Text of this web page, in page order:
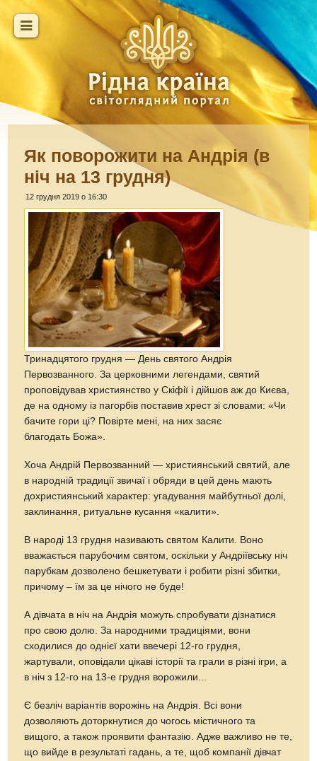
Як поворожити на Андрія (в
ніч на 13 грудня)
12 грудня 2019 о 16:30
Тринадцятого грудня — День святого Андрія
Первозванного. За церковними легендами, святий
проповідував християнство у Скіфії і дійшов аж до Києва,
де на одному із пагорбів поставив хрест зі словами: «Чи
бачите гори ці? Повірте мені, на них засяє
благодать Божа».
Хоча Андрій Первозванний — християнський святий, але
в народній традиції звичаї і обряди в цей день мають
дохристиянський характер: угадування майбутньої долі,
заклинання, ритуальне кусання «калити».
В народі 13 грудня називають святом Калити. Воно
вважається парубочим святом, оскільки у Андріївську ніч
парубкам дозволено бешкетувати і робити різні збитки,
причому – їм за це нічого не буде!
А дівчата в ніч на Андрія можуть спробувати дізнатися
про свою долю. За народними традиціями, вони
сходилися до однієї хати ввечері 12-го грудня,
жартували, оповідали цікаві історії та грали в різні ігри, а
в ніч з 12-го на 13-е грудня ворожили...
Є безліч варіантів ворожінь на Андрія. Всі вони
дозволяють доторкнутися до чогось містичного та
вищого, а також проявити фантазію. Адже важливо не те,
що вийде в результаті гадань, а те, щоб компанії дівчат